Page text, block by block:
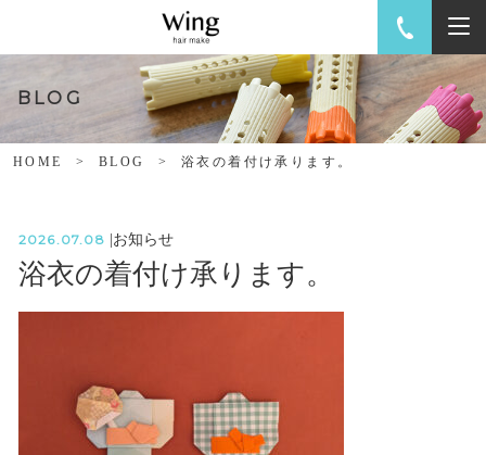
BLOG
HOME BLOG 浴衣の着付け承ります。
2026.07.08 お知らせ
浴衣の着付け承ります。